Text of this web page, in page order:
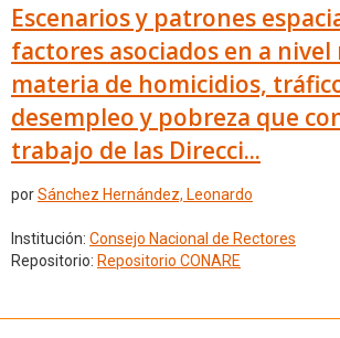
Escenarios y patrones
factores asociados en a
materia de homicidios,
desempleo y pobreza que
trabajo de las Direcci...
porSánchez Hernández, Leonardo
Institución: Consejo Nacional de Rectores
Repositorio: Repositorio CONARE